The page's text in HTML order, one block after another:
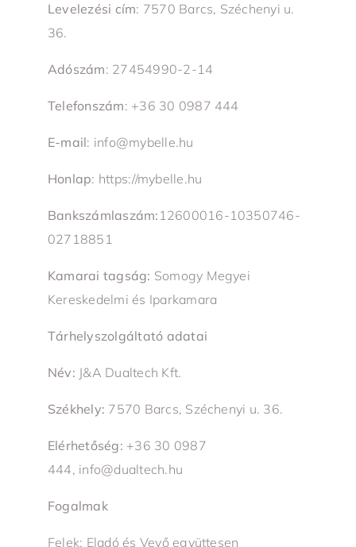
Levelezési cím: 7570 Barcs, Széchenyi u.
36.
Adószám: 27454990-2-14
Telefonszám: +36 30 0987 444
E-mail: info@mybelle.hu
Honlap: https://mybelle.hu
Bankszámlaszám: 12600016-10350746-
02718851
Kamarai tagság: Somogy Megyei
Kereskedelmi és Iparkamara
Tárhelyszolgáltató adatai
Név: J&A Dualtech Kft.
Székhely: 7570 Barcs, Széchenyi u. 36.
Elérhetőség: +36 30 0987
444, info@dualtech.hu
Fogalmak
Felek: Eladó és Vevő együttesen